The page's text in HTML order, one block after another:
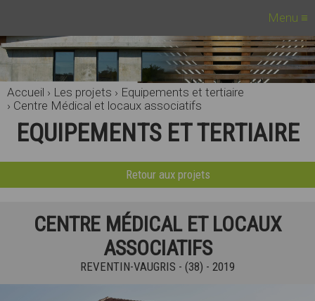
Menu ≡
Accueil › Les projets › Equipements et tertiaire
› Centre Médical et locaux associatifs
EQUIPEMENTS ET TERTIAIRE
Retour aux projets
CENTRE MÉDICAL ET LOCAUX
ASSOCIATIFS
REVENTIN-VAUGRIS - (38) - 2019